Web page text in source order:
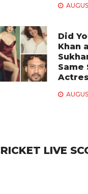
Did
Khan
Same
LIVE